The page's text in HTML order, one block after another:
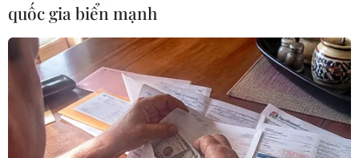
hơn các quyền của người lao động tại các quốc
gia tham gia./.
(Vietnam+)
quốc gia biển mạnh